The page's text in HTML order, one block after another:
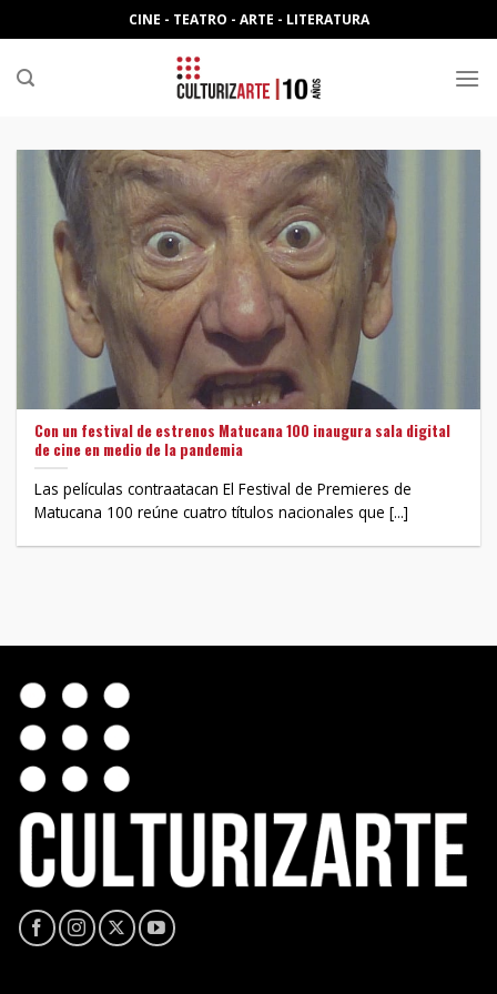
to
content
CINE - TEATRO - ARTE - LITERATURA
Con un festival de estrenos Matucana 100 inaugura sala digital
de cine en medio de la pandemia
Las películas contraatacan El Festival de Premieres de
Matucana 100 reúne cuatro títulos nacionales que [...]